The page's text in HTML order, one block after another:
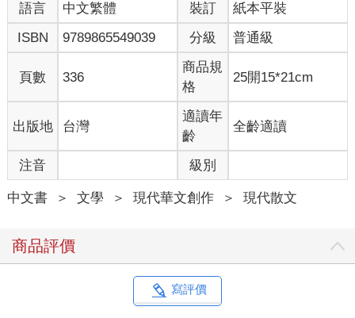
語言 中文繁體 裝訂
紙本平裝
ISBN
9789865549039 分級 普通級
頁數 336
商品規
格
25開15*21cm
出版地 台灣
適讀年
齡
全齡適讀
注音 級別
中文書 ＞ 文學 ＞ 現代華文創作 ＞ 現代散文
商品評價
寫評價